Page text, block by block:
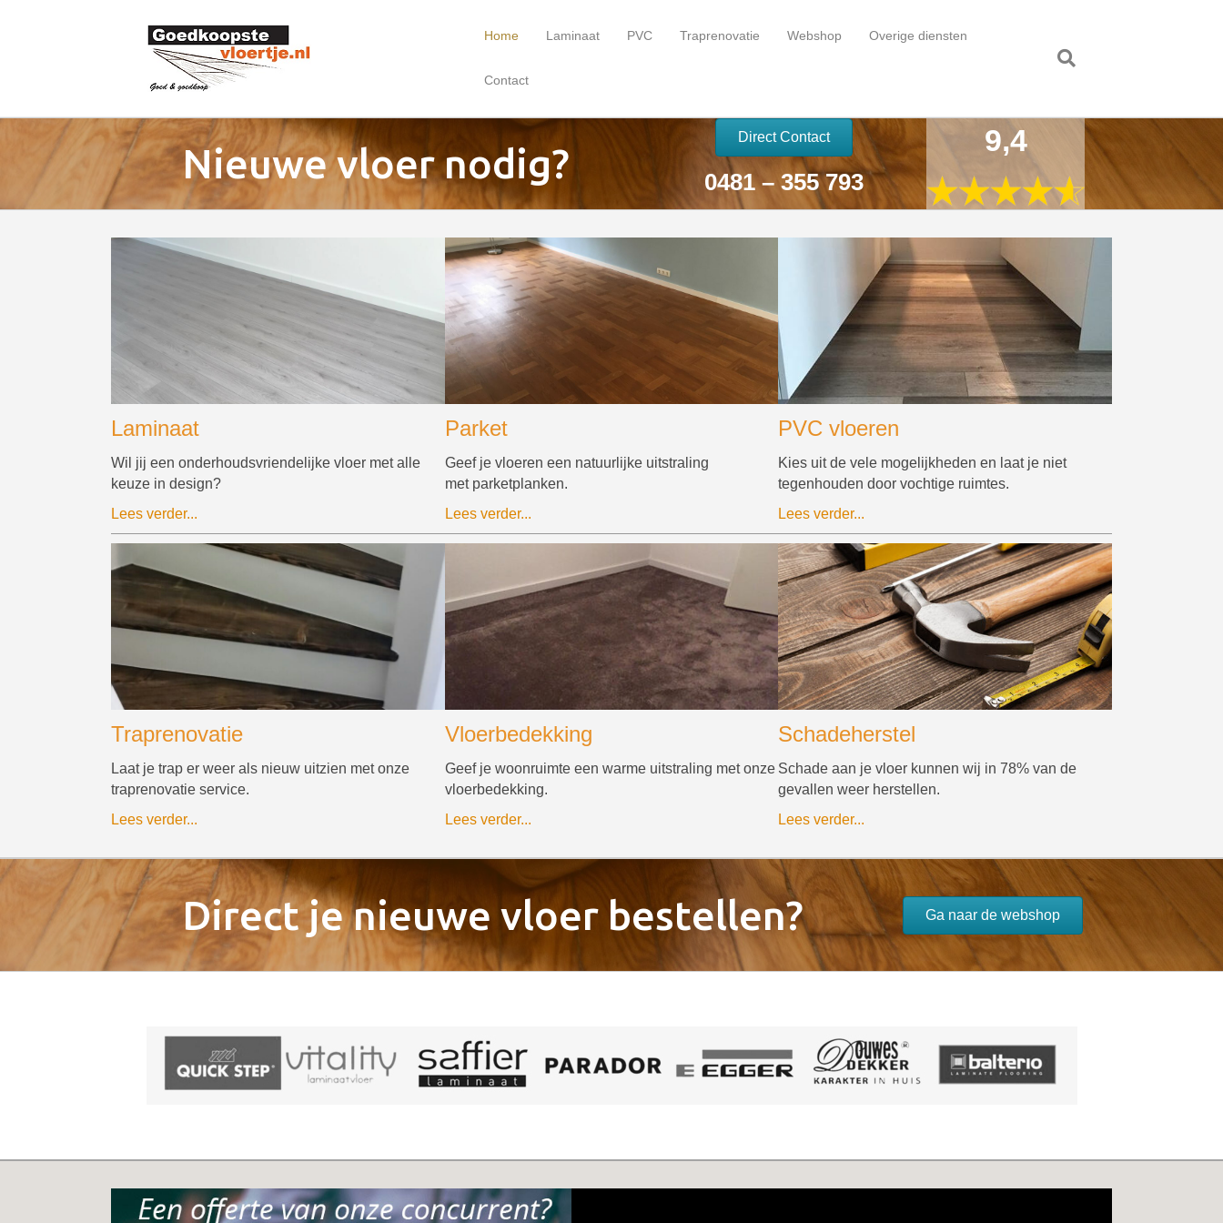
Home Laminaat PVC Traprenovatie Webshop Overige diensten
Contact
Nieuwe vloer nodig?
Direct Contact
0481 – 355 793
9,4
Laminaat
Wil jij een onderhoudsvriendelijke vloer met alle
keuze in design?
Lees verder...
Parket
Geef je vloeren een natuurlijke uitstraling
met parketplanken.
Lees verder...
PVC vloeren
Kies uit de vele mogelijkheden en laat je niet
tegenhouden door vochtige ruimtes.
Lees verder...
Traprenovatie
Laat je trap er weer als nieuw uitzien met onze
traprenovatie service.
Lees verder...
Vloerbedekking
Geef je woonruimte een warme uitstraling met onze
vloerbedekking.
Lees verder...
Schadeherstel
Schade aan je vloer kunnen wij in 78% van de
gevallen weer herstellen.
Lees verder...
Direct je nieuwe vloer bestellen? Ga naar de webshop